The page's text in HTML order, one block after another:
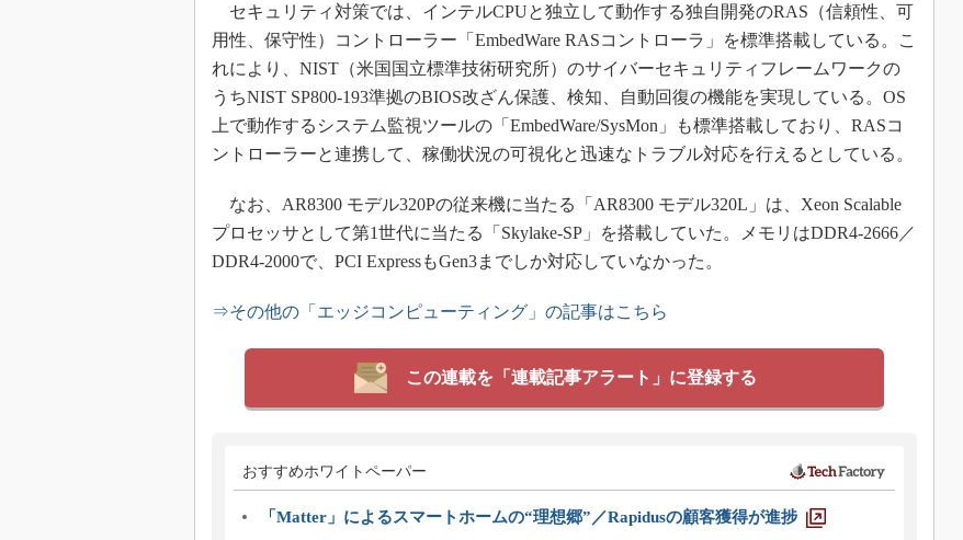
セキュリティ対策では、インテルCPUと独立して動作する独自開発のRAS（信頼性、可
用性、保守性）コントローラー「EmbedWare RASコントローラ」を標準搭載している。こ
れにより、NIST（米国国立標準技術研究所）のサイバーセキュリティフレームワークの
うちNIST SP800-193準拠のBIOS改ざん保護、検知、自動回復の機能を実現している。OS
上で動作するシステム監視ツールの「EmbedWare/SysMon」も標準搭載しており、RASコ
ントローラーと連携して、稼働状況の可視化と迅速なトラブル対応を行えるとしている。
なお、AR8300 モデル320Pの従来機に当たる「AR8300 モデル320L」は、Xeon Scalable
プロセッサとして第1世代に当たる「Skylake-SP」を搭載していた。メモリはDDR4-2666／
DDR4-2000で、PCI ExpressもGen3までしか対応していなかった。
⇒その他の「エッジコンピューティング」の記事はこちら
この連載を「連載記事アラート」に登録する
おすすめホワイトペーパー
「Matter」によるスマートホームの“理想郷”／Rapidusの顧客獲得が進捗